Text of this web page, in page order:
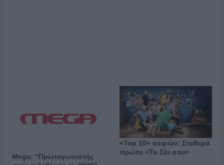
Mega: “Πρωταγωνιστής
«Top 10» σειρών: Σταθερά
πρώτο «Το Σόι σου»